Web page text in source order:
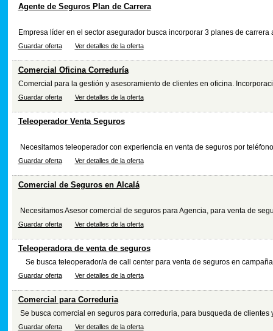
Agente de Seguros Plan de Carrera
Empresa líder en el sector asegurador busca incorporar 3 planes de carrera
Guardar oferta Ver detalles de la oferta
Comercial Oficina Correduría
Comercial para la gestión y asesoramiento de clientes en oficina.
Guardar oferta Ver detalles de la oferta
Teleoperador Venta Seguros
Necesitamos teleoperador con experiencia en venta de seguros por
Guardar oferta Ver detalles de la oferta
Comercial de Seguros en Alcalá
Necesitamos Asesor comercial de seguros para Agencia, para venta de
Guardar oferta Ver detalles de la oferta
Teleoperadora de venta de seguros
Se busca teleoperador/a de call center para venta de seguros en
Guardar oferta Ver detalles de la oferta
Comercial para Correduria
Se busca comercial en seguros para correduria, para busqueda de clientes
Guardar oferta Ver detalles de la oferta